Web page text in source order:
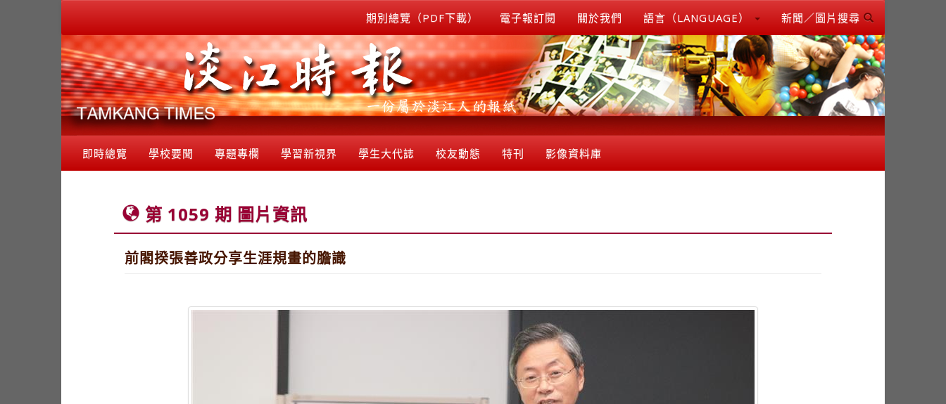
期別總覽（PDF下載） 電子報訂閱 關於我們 語言（LANGUAGE） 新聞／圖片搜尋
即時總覽 學校要聞 專題專欄 學習新視界 學生大代誌 校友動態 特刊 影像資料庫
第 1059 期 圖片資訊
前閣揆張善政分享生涯規畫的膽識